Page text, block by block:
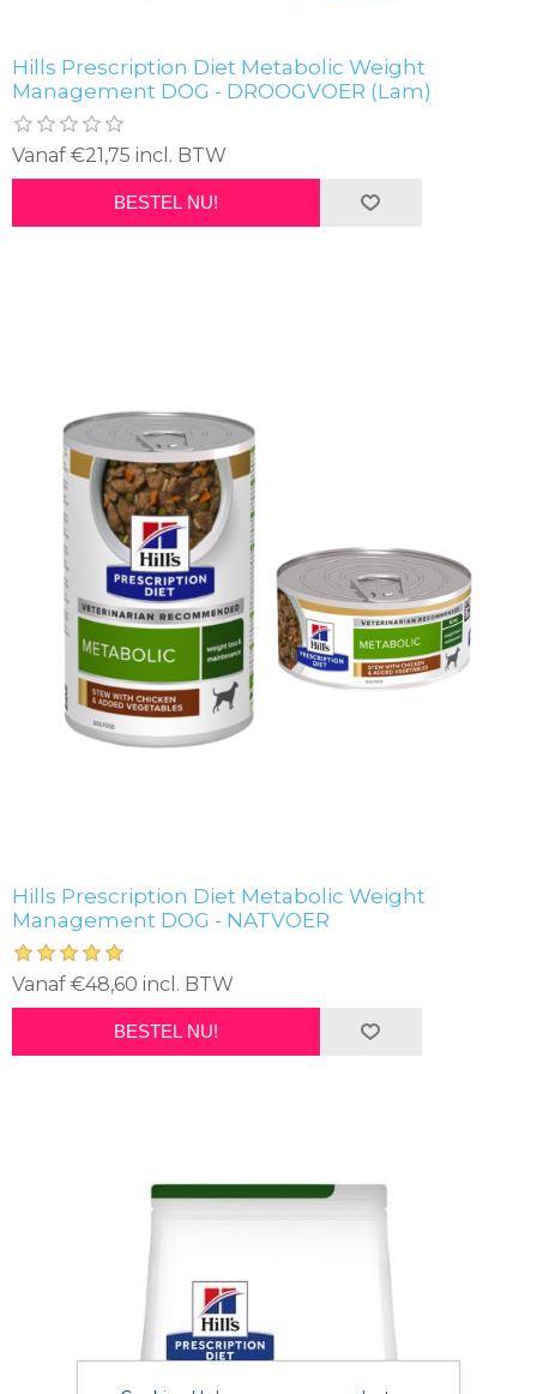
Hills Prescription Diet Metabolic Weight
Management DOG - DROOGVOER (Lam)
Vanaf €21,75 incl. BTW
BESTEL NU!
Hills Prescription Diet Metabolic Weight
Management DOG - NATVOER
Vanaf €48,60 incl. BTW
BESTEL NU!